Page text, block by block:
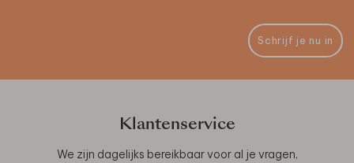
Schrijf je nu in
Klantenservice
We zijn dagelijks bereikbaar voor al je vragen,